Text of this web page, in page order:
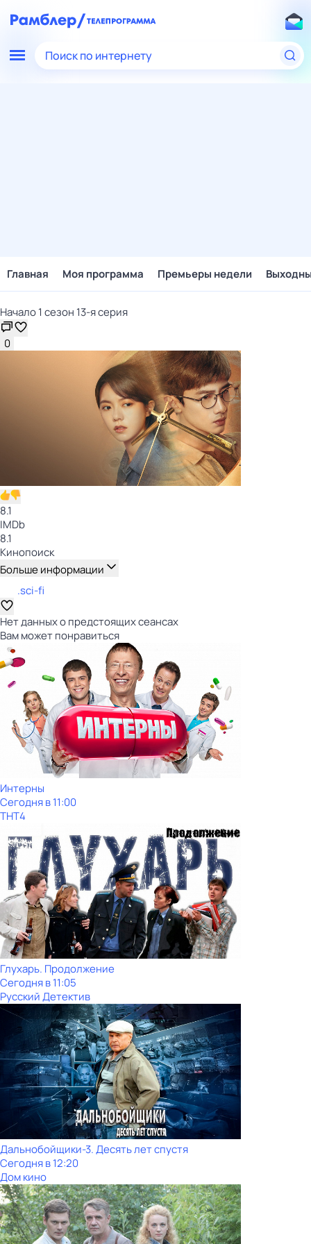
Поиск по интернету
Главная Моя программа Премьеры недели
Начало 1 сезон 13-я серия
0
8.1
IMDb
8.1
Кинопоиск
Больше информации
.sci-fi
Нет данных о предстоящих сеансах
Вам может понравиться
Интерны
Сегодня в 11:00
ТНТ4
Глухарь. Продолжение
Сегодня в 11:05
Русский Детектив
Дальнобойщики-3. Десять лет спустя
Сегодня в 12:20
Дом кино